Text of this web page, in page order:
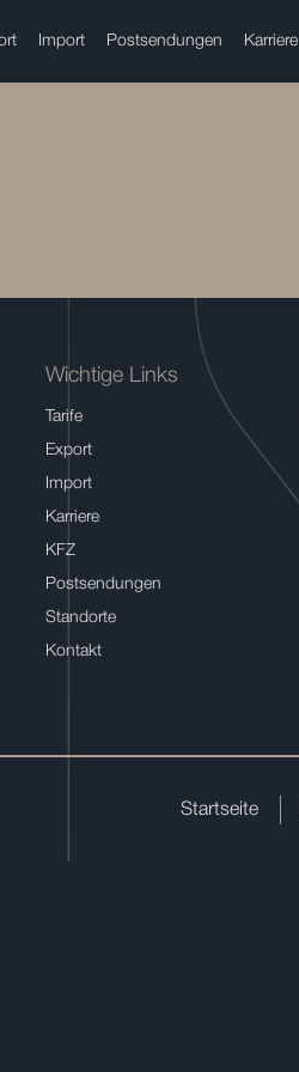
Import Postsendungen Karriere
Wichtige Links
Tarife
Export
Import
Karriere
KFZ
Postsendungen
Standorte
Kontakt
Startseite